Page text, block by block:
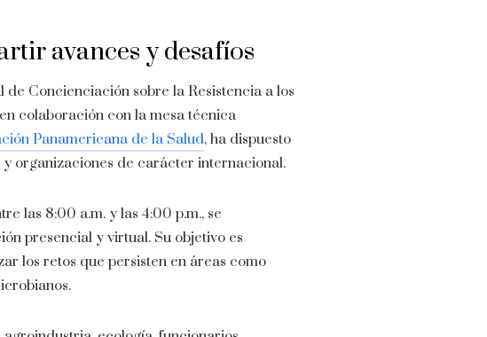
avances y desafíos
Concienciación sobre la Resistencia a los
colaboración con la mesa técnica
Panamericana de la Salud, ha dispuesto
organizaciones de carácter internacional.
las 8:00 a.m. y las 4:00 p.m., se
presencial y virtual. Su objetivo es
los retos que persisten en áreas como